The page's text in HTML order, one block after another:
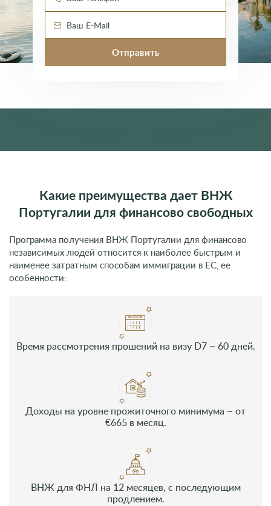
Какие преимущества дает ВНЖ
Португалии для финансово свободных
Программа получения ВНЖ Португалии для финансово
независимых людей относится к наиболее быстрым и
наименее затратным способам иммиграции в ЕС, ее
особенности:
Время рассмотрения прошений на визу D7 – 60 дней.
Доходы на уровне прожиточного минимума – от
€665 в месяц.
ВНЖ для ФНЛ на 12 месяцев, с последующим
продлением.